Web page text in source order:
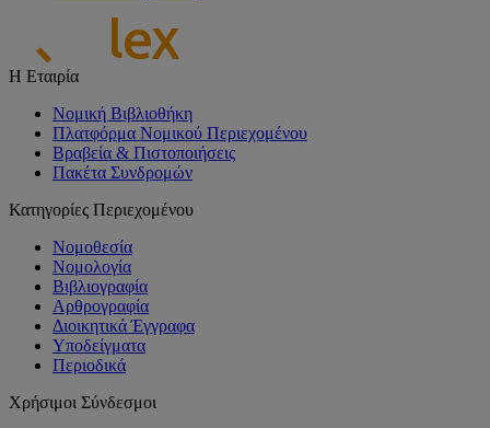
Η Εταιρία
Νομική Βιβλιοθήκη
Πλατφόρμα Νομικού Περιεχομένου
Βραβεία & Πιστοποιήσεις
Πακέτα Συνδρομών
Κατηγορίες Περιεχομένου
Νομοθεσία
Νομολογία
Βιβλιογραφία
Αρθρογραφία
Διοικητικά Έγγραφα
Υποδείγματα
Περιοδικά
Χρήσιμοι Σύνδεσμοι